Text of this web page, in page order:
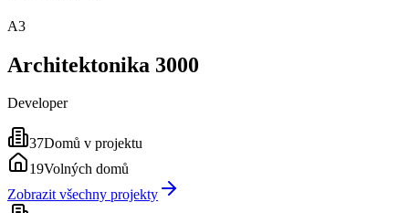
A3
Architektonika 3000
Developer
37Domů v projektu
19Volných domů
Zobrazit všechny projekty